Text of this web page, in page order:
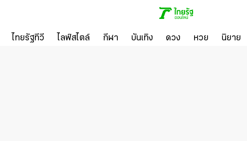
ไทยรัฐทีวี ไลฟ์สไตล์ กีฬา บันเทิง ดวง หวย นิยาย